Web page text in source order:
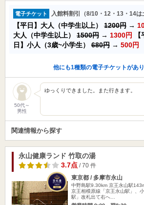
電子チケット 入館料割引（8/10・12・13・14は
【平日】大人（中学生以上） 1200円 →
大人（中学生以上） 1500円 → 1300円
日】小人（3歳~小学生） 680円 → 500円
他にも1種類の電子チケットがあ
50代～
男性
ゆっくりできました。また行きます。
関連情報から探す
永山健康ランド 竹取の湯
3.7点/ 70 件
東京都 / 多摩市永山
中野島駅9.30km 京王永山駅
京王相模原線「京王永山駅」、
駅」改札出て右へ…